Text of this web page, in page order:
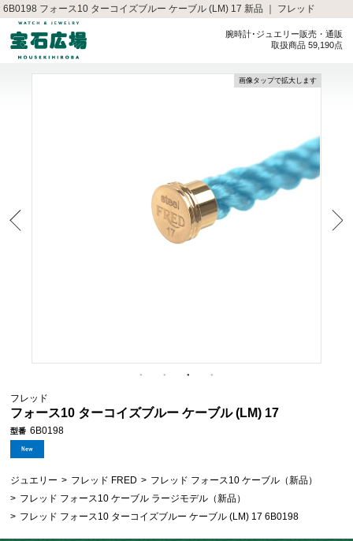
6B0198 フォース10 ターコイズブルー ケーブル (LM) 17 新品 ｜ フレッド
腕時計･ジュエリー販売・通販
取扱商品 59,190点
画像タップで拡大します
フレッド
フォース10 ターコイズブルー ケーブル (LM) 17
型番 6B0198
ジュエリー > フレッド FRED > フレッド フォース10 ケーブル（新品）
> フレッド フォース10 ケーブル ラージモデル（新品）
> フレッド フォース10 ターコイズブルー ケーブル (LM) 17 6B0198